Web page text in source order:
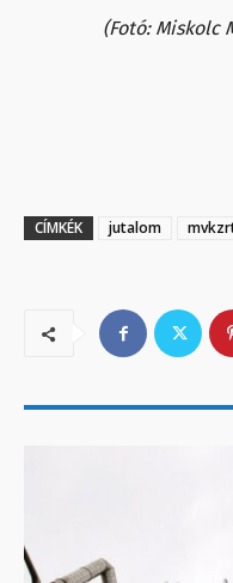
(Fotó: Miskolc
CÍMKÉK jutalom